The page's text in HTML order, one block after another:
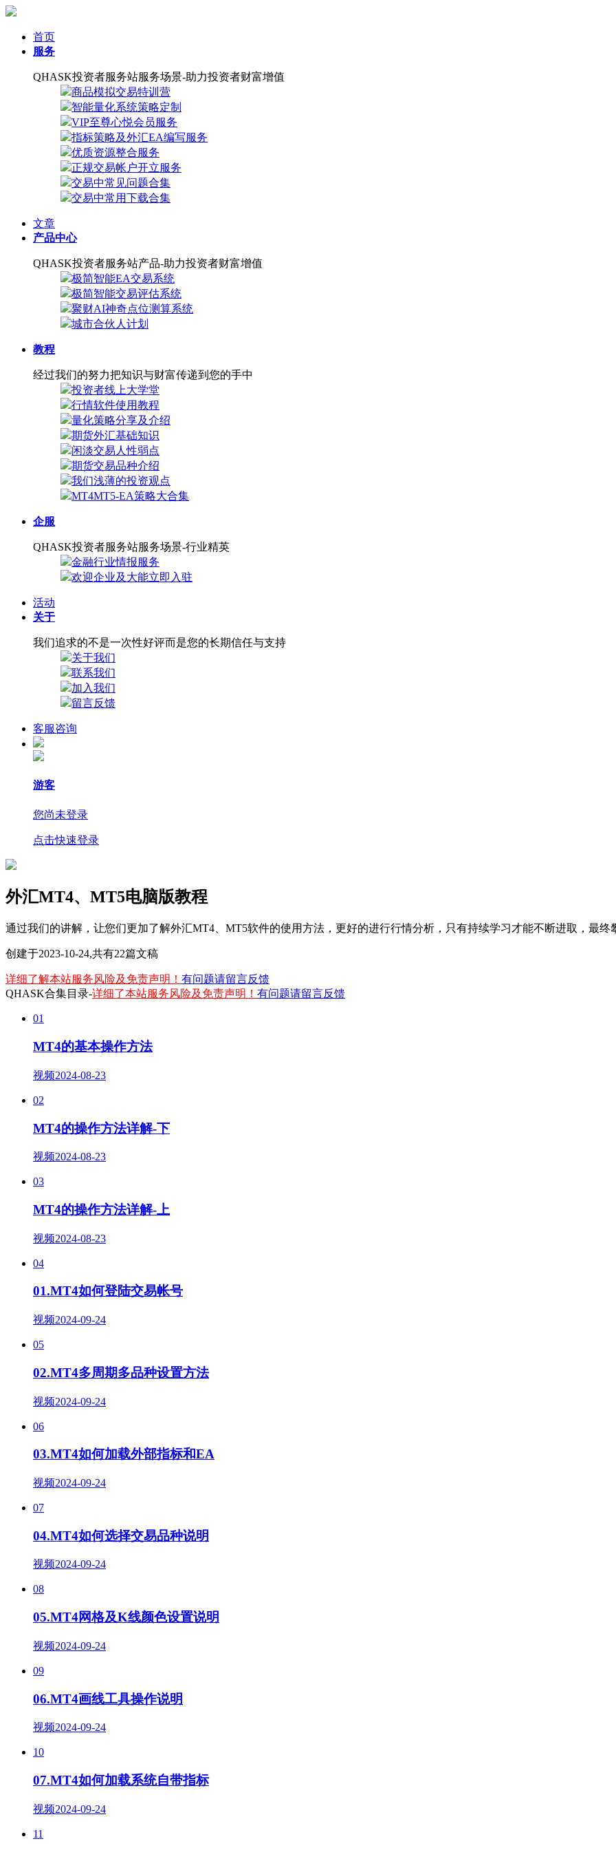
首页
服务
QHASK投资者服务站服务场景-助力投资者财富增值
商品模拟交易特训营
智能量化系统策略定制
VIP至尊心悦会员服务
指标策略及外汇EA编写服务
优质资源整合服务
正规交易帐户开立服务
交易中常见问题合集
交易中常用下载合集
文章
产品中心
QHASK投资者服务站产品-助力投资者财富增值
极简智能EA交易系统
极简智能交易评估系统
聚财AI神奇点位测算系统
城市合伙人计划
教程
经过我们的努力把知识与财富传递到您的手中
投资者线上大学堂
行情软件使用教程
量化策略分享及介绍
期货外汇基础知识
闲淡交易人性弱点
期货交易品种介绍
我们浅薄的投资观点
MT4MT5-EA策略大合集
企服
QHASK投资者服务站服务场景-行业精英
金融行业情报服务
欢迎企业及大能立即入驻
活动
关于
我们追求的不是一次性好评而是您的长期信任与支持
关于我们
联系我们
加入我们
留言反馈
客服咨询
游客
您尚未登录
点击快速登录
外汇MT4、MT5电脑版教程
通过我们的讲解，让您们更加了解外汇MT4、MT5软件的使用方法，更好的进行行情分析，只有持续学习才能不断进取，最终
创建于2023-10-24,共有22篇文稿
详细了解本站服务风险及免责声明！ 有问题请留言反馈
QHASK合集目录-详细了本站服务风险及免责声明！ 有问题请留言反馈
01
MT4的基本操作方法
视频2024-08-23
02
MT4的操作方法详解-下
视频2024-08-23
03
MT4的操作方法详解-上
视频2024-08-23
04
01.MT4如何登陆交易帐号
视频2024-09-24
05
02.MT4多周期多品种设置方法
视频2024-09-24
06
03.MT4如何加载外部指标和EA
视频2024-09-24
07
04.MT4如何选择交易品种说明
视频2024-09-24
08
05.MT4网格及K线颜色设置说明
视频2024-09-24
09
06.MT4画线工具操作说明
视频2024-09-24
10
07.MT4如何加载系统自带指标
视频2024-09-24
11